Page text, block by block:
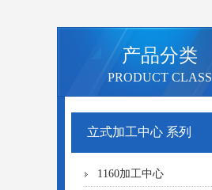
产品分类
PRODUCT CLASS
立式加工中心 系列
1160加工中心